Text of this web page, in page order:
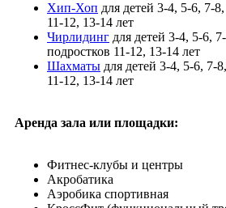
Хип-Хоп для детей 3-4, 5-6, 7-
11-12, 13-14 лет
Чирлидинг для детей 3-4, 5-6,
подростков 11-12, 13-14 лет
Шахматы для детей 3-4, 5-6, 7-
11-12, 13-14 лет
Аренда зала или площадки:
Фитнес-клубы и центры
Акробатика
Аэробика спортивная